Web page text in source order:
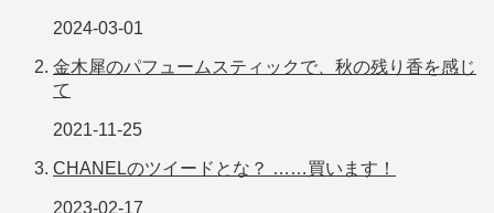
2024-03-01
金木犀のパフュームスティックで、秋の残り香を感じ
て
2021-11-25
CHANELのツイードとな？ ……買います！
2023-02-17